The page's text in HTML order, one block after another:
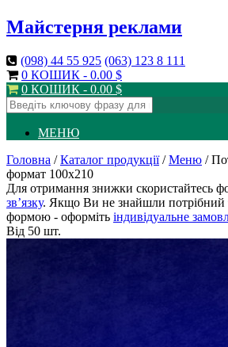
Майстерня реклами
(098) 44 55 925 (063) 123 8 111
0 КОШИК - 0.00 $
0 КОШИК - 0.00 $
МЕНЮ
Головна /Каталог продукції/Меню /
формат 100х210
Для отримання знижки скористайтесь
зв’язку. Якщо Ви не знайшли потрібний
формою - оформіть індивідуальне
Від 50 шт.